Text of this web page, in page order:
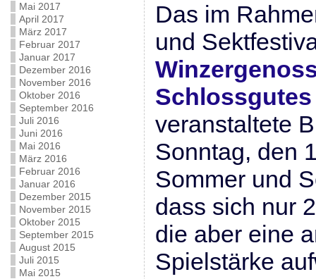
Mai 2017
April 2017
März 2017
Februar 2017
Januar 2017
Dezember 2016
November 2016
Oktober 2016
September 2016
Juli 2016
Juni 2016
Mai 2016
März 2016
Februar 2016
Januar 2016
Dezember 2015
November 2015
Oktober 2015
September 2015
August 2015
Juli 2015
Mai 2015
Das im
und
veranstaltete
Sonntag, den
Sommer und
dass sich nur
die aber eine
Spielstärke